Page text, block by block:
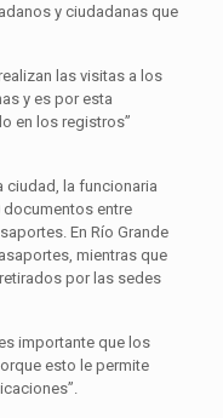
y ciudadanas que
las visitas a los
y es por esta
en los registros”
ciudad, la funcionaria
documentos entre
En Río Grande
mientras que
por las sedes
importante que los
esto le permite